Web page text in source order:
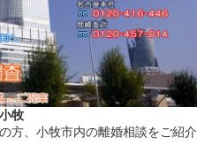
牧
方、小牧市内の離婚相談をご紹介